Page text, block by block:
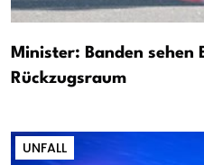
Minister: Banden sehen
Rückzugsraum
UNFALL